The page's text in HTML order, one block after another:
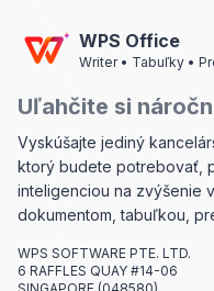
WPS Office
Writer • Tabuľky •
Uľahčite si
Vyskúšajte jediný
ktorý budete potrebovať,
inteligenciou na zvýšenie
dokumentom, tabuľkou,
WPS SOFTWARE PTE. LTD.
6 RAFFLES QUAY #14-06